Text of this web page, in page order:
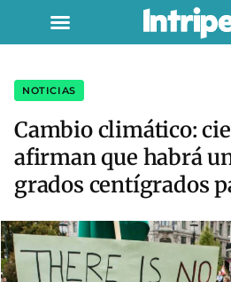
NOTICIAS
Cambio climático:
afirman que habrá
grados centígrados